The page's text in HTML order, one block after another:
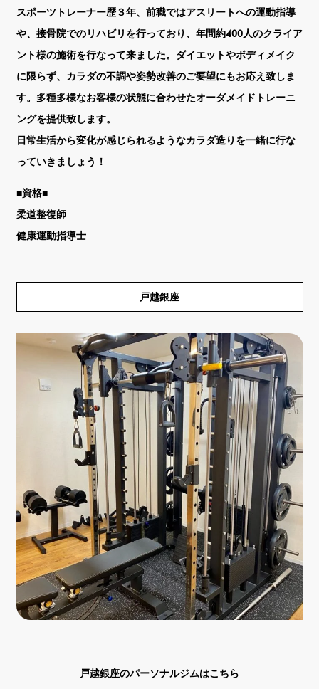
スポーツトレーナー歴３年、前職ではアスリートへの運動指導
や、接骨院でのリハビリを行っており、年間約400人のクライア
ント様の施術を行なって来ました。ダイエットやボディメイク
に限らず、カラダの不調や姿勢改善のご要望にもお応え致しま
す。多種多様なお客様の状態に合わせたオーダメイドトレーニ
ングを提供致します。
日常生活から変化が感じられるようなカラダ造りを一緒に行な
っていきましょう！
■資格■
柔道整復師
健康運動指導士
戸越銀座
戸越銀座のパーソナルジムはこちら